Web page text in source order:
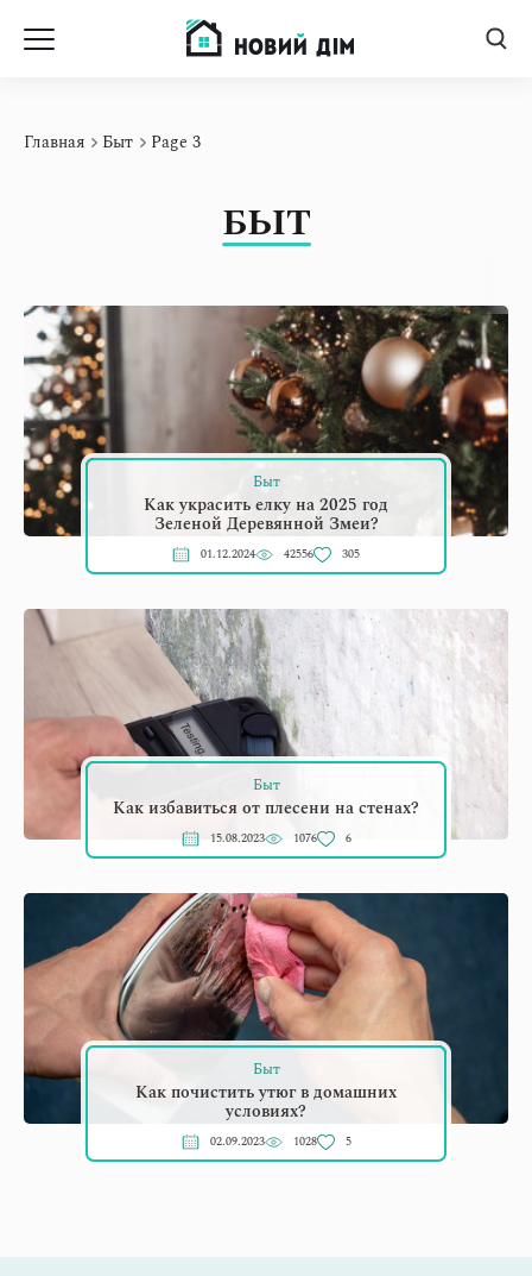
Главная Быт Page 3
БЫТ
Быт
Как украсить елку на 2025 год
Зеленой Деревянной Змеи?
01.12.2024 42556 305
Быт
Как избавиться от плесени на стенах?
15.08.2023 1076 6
Быт
Как почистить утюг в домашних
условиях?
02.09.2023 1028 5